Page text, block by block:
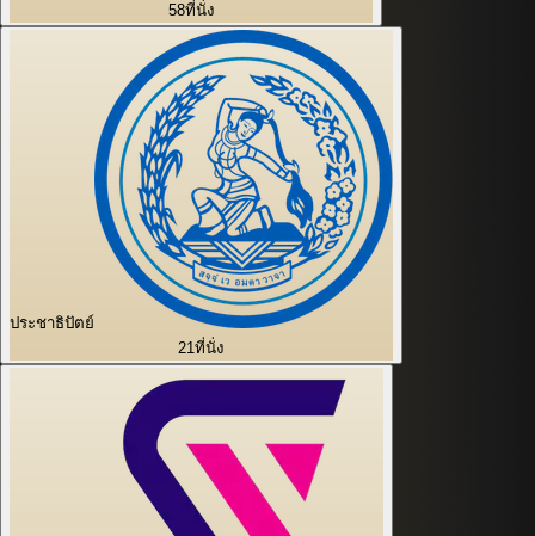
58ที่นั่ง
ประชาธิปัตย์
21ที่นั่ง